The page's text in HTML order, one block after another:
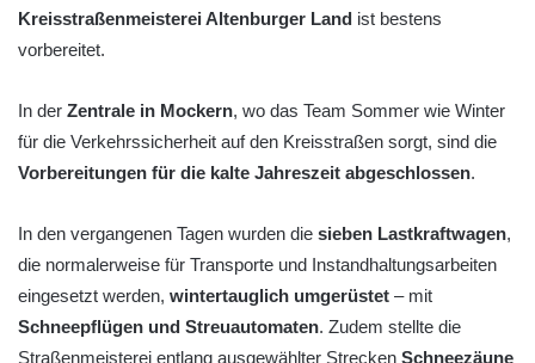
Kreisstraßenmeisterei Altenburger Land ist bestens
vorbereitet.
In der Zentrale in Mockern, wo das Team Sommer wie Winter
für die Verkehrssicherheit auf den Kreisstraßen sorgt, sind die
Vorbereitungen für die kalte Jahreszeit abgeschlossen.
In den vergangenen Tagen wurden die sieben Lastkraftwagen,
die normalerweise für Transporte und Instandhaltungsarbeiten
eingesetzt werden, wintertauglich umgerüstet – mit
Schneepflügen und Streuautomaten. Zudem stellte die
Straßenmeisterei entlang ausgewählter Strecken Schneezäune